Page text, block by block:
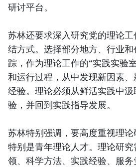
研讨平台。
苏林还要求深入研究党的理论
结方式。选择部分地方、行业
踪，作为理论工作的“实践实验
和运行过程，从中发现新因素
经验。理论必须从鲜活实践中
验，并回到实践指导发展。
苏林特别强调，要高度重视理论
特别是青年理论人才。理论研
领、科学方法、实践经验、服